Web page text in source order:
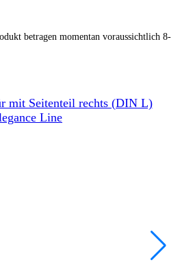
betragen momentan voraussichtlich 8-